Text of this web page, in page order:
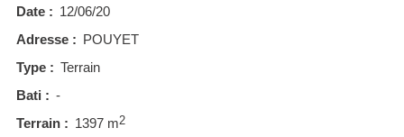
Date : 12/06/20
Adresse : POUYET
Type : Terrain
Bati : -
Terrain : 1397 m2